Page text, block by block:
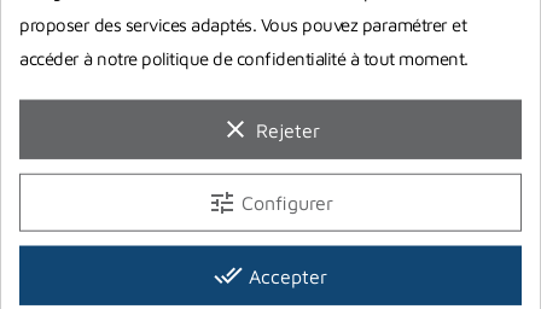
Choisir son détendeur de plongée
Notre équipe vous a préparé plusieurs conseils
pour choisir votre détendeur de plongée selon
proposer des services adaptés. Vous pouvez paramétrer et
accéder à notre politique de confidentialité à tout moment.
clear Rejeter
tune Configurer
done_all Accepter